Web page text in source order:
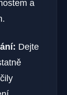
a
Dejte